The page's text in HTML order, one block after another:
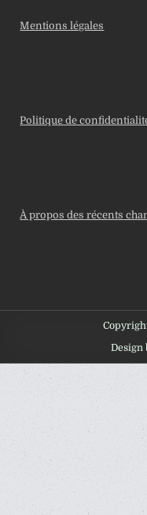
Mentions légales
Politique de
À propos des récents
Design